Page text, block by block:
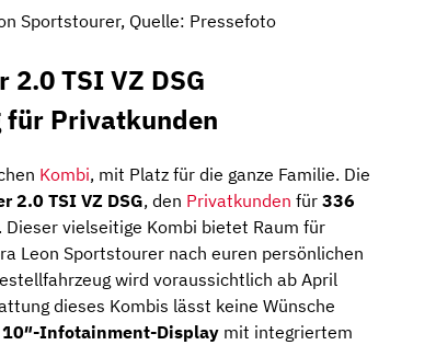
Sportstourer, Quelle: Pressefoto
TSI VZ DSG
für Privatkunden
Kombi, mit Platz für die ganze Familie. Die
2.0 TSI VZ DSG, den Privatkunden für 336
Dieser vielseitige Kombi bietet Raum für
Leon Sportstourer nach euren persönlichen
wird voraussichtlich ab April
dieses Kombis lässt keine Wünsche
10″-Infotainment-Display mit integriertem